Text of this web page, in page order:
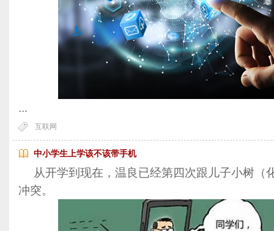
...
互联网
中小学生上学该不该带手机
从开学到现在，温良已经第四次跟儿子小树（
冲突。